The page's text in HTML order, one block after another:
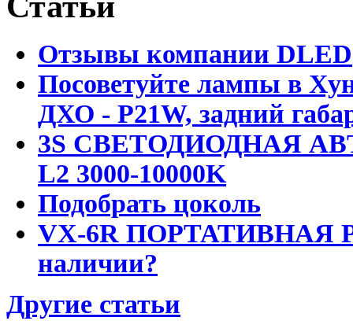
Отзывы компании DLED
Посоветуйте лампы в
ДХО - P21W, задний
3S СВЕТОДИОДНАЯ
L2 3000-10000K
Подобрать цоколь
VX-6R ПОРТАТИВНАЯ
наличии?
Другие статьи